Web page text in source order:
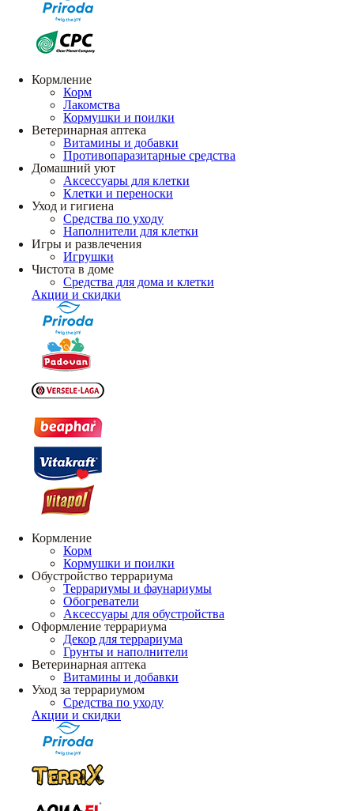
Кормление
Корм
Лакомства
Кормушки и поилки
Ветеринарная аптека
Витамины и добавки
Противопаразитарные средства
Домашний уют
Аксессуары для клетки
Клетки и переноски
Уход и гигиена
Средства по уходу
Наполнители для клетки
Игры и развлечения
Игрушки
Чистота в доме
Средства для дома и клетки
Акции и скидки
Кормление
Корм
Кормушки и поилки
Обустройство террариума
Террариумы и фаунариумы
Обогреватели
Аксессуары для обустройства
Оформление террариума
Декор для террариума
Грунты и наполнители
Ветеринарная аптека
Витамины и добавки
Уход за террариумом
Средства по уходу
Акции и скидки